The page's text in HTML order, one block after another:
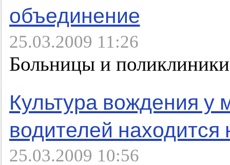
объединение
25.03.2009 11:26
Больницы и
Культура вождения у
водителей находится
25.03.2009 10:56